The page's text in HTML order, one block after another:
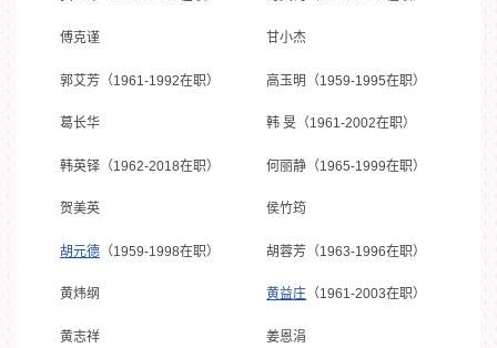
傅克谨 甘小杰
郭艾芳（1961-1992在职） 高玉明（1959-1995在职）
葛长华 韩 旻（1961-2002在职）
韩英铎（1962-2018在职） 何丽静（1965-1999在职）
贺美英 侯竹筠
胡元德 （1959-1998在职） 胡蓉芳（1963-1996在职）
黄炜纲 黄益庄 （1961-2003在职）
黄志祥 姜恩涓